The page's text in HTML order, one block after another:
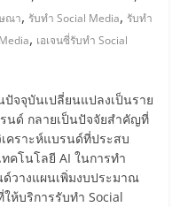
ณา, รับทำ Social Media, รับทำ
, เอเจนซี่รับทำ Social
จจุบันเปลี่ยนแปลงเป็นราย
นด์ กลายเป็นปัจจัยสำคัญที่
คราะห์แบรนด์ที่ประสบ
คโนโลยี AI ในการทำ
วางแผนเพิ่มงบประมาณ
ห้บริการรับทำ Social